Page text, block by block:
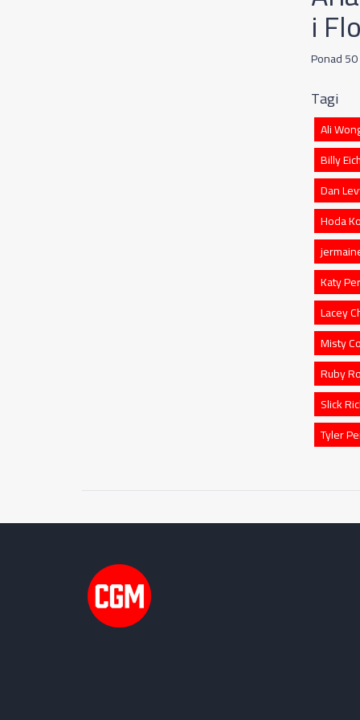
i
Ponad
Tagi
Ali
Billy
Dan
Hoda
Katy
Lacey
Misty
Ruby
Slick
Tyler